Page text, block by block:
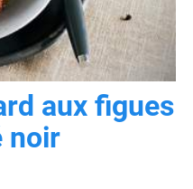
aux figues
noir